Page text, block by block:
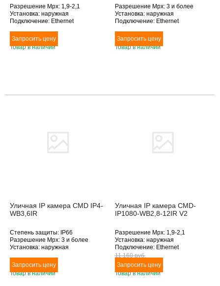
Разрешение Mpx: 1,9-2,1
Установка: наружная
Подключение: Ethernet
инфракрасная подсветка
Объектив (фокусное расстояние,
мм): 2.8-12
Товар в наличии
Разрешение Mpx: 3 и более
Установка: наружная
Подключение: Ethernet
инфракрасная подсветка
Объектив (фокусное расстояние,
мм): 2.8-12
Товар в наличии
Уличная IP камера CMD IP4-
WB3,6IR
Степень защиты: IP66
Разрешение Mpx: 3 и более
Установка: наружная
Дополнительное оснащение:
инфракрасная подсветка
Объектив (фокусное расстояние,
Товар в наличии
Уличная IP камера CMD-
IP1080-WB2,8-12IR V2
Разрешение Mpx: 1,9-2,1
Установка: наружная
Подключение: Ethernet
Дополнительное оснащение:
инфракрасная подсветка
Объектив (фокусное расстояние,
мм): 2.8-12
11 160 pуб.
Товар в наличии